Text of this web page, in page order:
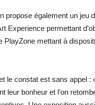
propose également un jeu
Experience permettant
PlayZone mettant à
le constat est sans appel
leur bonheur et l’on